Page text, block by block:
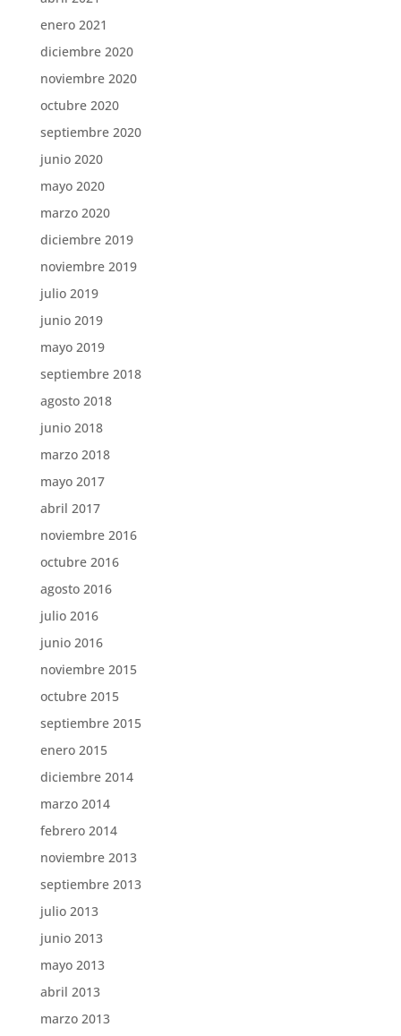
enero 2021
diciembre 2020
noviembre 2020
octubre 2020
septiembre 2020
junio 2020
mayo 2020
marzo 2020
diciembre 2019
noviembre 2019
julio 2019
junio 2019
mayo 2019
septiembre 2018
agosto 2018
junio 2018
marzo 2018
mayo 2017
abril 2017
noviembre 2016
octubre 2016
agosto 2016
julio 2016
junio 2016
noviembre 2015
octubre 2015
septiembre 2015
enero 2015
diciembre 2014
marzo 2014
febrero 2014
noviembre 2013
septiembre 2013
julio 2013
junio 2013
mayo 2013
abril 2013
marzo 2013